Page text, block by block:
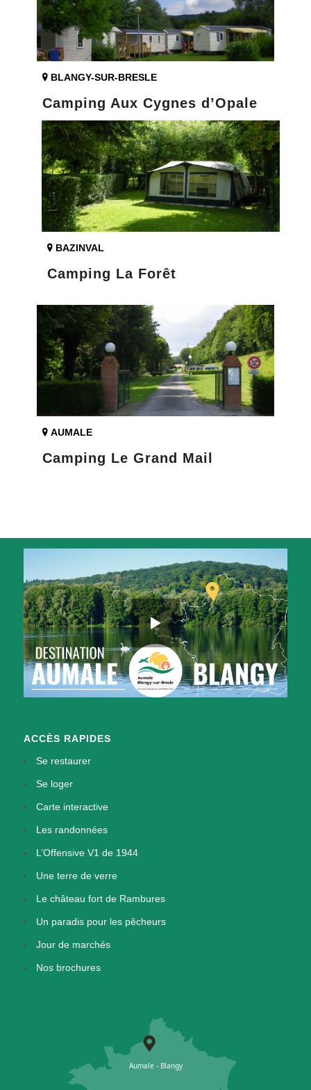
BLANGY-SUR-BRESLE
Camping Aux Cygnes d’Opale
BAZINVAL
Camping La Forêt
AUMALE
Camping Le Grand Mail
ACCÈS RAPIDES
Se restaurer
Se loger
Carte interactive
Les randonnées
L’Offensive V1 de 1944
Une terre de verre
Le château fort de Rambures
Un paradis pour les pêcheurs
Jour de marchés
Nos brochures